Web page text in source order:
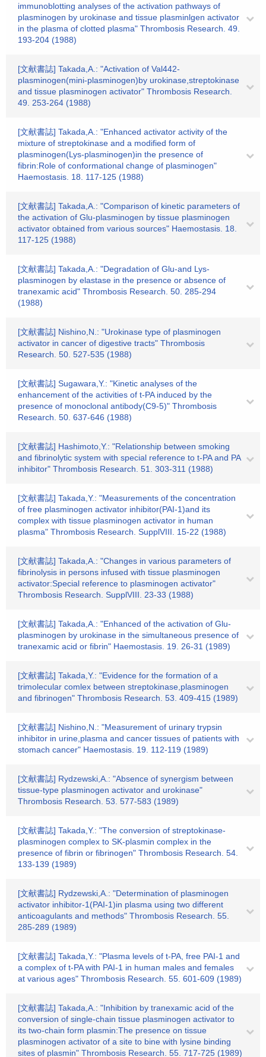
immunoblotting analyses of the activation pathways of
plasminogen by urokinase and tissue plasminlgen activator
in the plasma of clotted plasma" Thrombosis Research. 49.
193-204 (1988)
[文献書誌] Takada,A.: "Activation of Val442-
plasminogen(mini-plasminogen)by urokinase,streptokinase
and tissue plasminogen activator" Thrombosis Research.
49. 253-264 (1988)
[文献書誌] Takada,A.: "Enhanced activator activity of the
mixture of streptokinase and a modified form of
plasminogen(Lys-plasminogen)in the presence of
fibrin:Role of conformational change of plasminogen"
Haemostasis. 18. 117-125 (1988)
[文献書誌] Takada,A.: "Comparison of kinetic parameters of
the activation of Glu-plasminogen by tissue plasminogen
activator obtained from various sources" Haemostasis. 18.
117-125 (1988)
[文献書誌] Takada,A.: "Degradation of Glu-and Lys-
plasminogen by elastase in the presence or absence of
tranexamic acid" Thrombosis Research. 50. 285-294
(1988)
[文献書誌] Nishino,N.: "Urokinase type of plasminogen
activator in cancer of digestive tracts" Thrombosis
Research. 50. 527-535 (1988)
[文献書誌] Sugawara,Y.: "Kinetic analyses of the
enhancement of the activities of t-PA induced by the
presence of monoclonal antibody(C9-5)" Thrombosis
Research. 50. 637-646 (1988)
[文献書誌] Hashimoto,Y.: "Relationship between smoking
and fibrinolytic system with special reference to t-PA and PA
inhibitor" Thrombosis Research. 51. 303-311 (1988)
[文献書誌] Takada,Y.: "Measurements of the concentration
of free plasminogen activator inhibitor(PAI-1)and its
complex with tissue plasminogen activator in human
plasma" Thrombosis Research. SupplVIII. 15-22 (1988)
[文献書誌] Takada,A.: "Changes in various parameters of
fibrinolysis in persons infused with tissue plasminogen
activator:Special reference to plasminogen activator"
Thrombosis Research. SupplVIII. 23-33 (1988)
[文献書誌] Takada,A.: "Enhanced of the activation of Glu-
plasminogen by urokinase in the simultaneous presence of
tranexamic acid or fibrin" Haemostasis. 19. 26-31 (1989)
[文献書誌] Takada,Y.: "Evidence for the formation of a
trimolecular comlex between streptokinase,plasminogen
and fibrinogen" Thrombosis Research. 53. 409-415 (1989)
[文献書誌] Nishino,N.: "Measurement of urinary trypsin
inhibitor in urine,plasma and cancer tissues of patients with
stomach cancer" Haemostasis. 19. 112-119 (1989)
[文献書誌] Rydzewski,A.: "Absence of synergism between
tissue-type plasminogen activator and urokinase"
Thrombosis Research. 53. 577-583 (1989)
[文献書誌] Takada,Y.: "The conversion of streptokinase-
plasminogen complex to SK-plasmin complex in the
presence of fibrin or fibrinogen" Thrombosis Research. 54.
133-139 (1989)
[文献書誌] Rydzewski,A.: "Determination of plasminogen
activator inhibitor-1(PAI-1)in plasma using two different
anticoagulants and methods" Thrombosis Research. 55.
285-289 (1989)
[文献書誌] Takada,Y.: "Plasma levels of t-PA, free PAI-1 and
a complex of t-PA with PAI-1 in human males and females
at various ages" Thrombosis Research. 55. 601-609 (1989)
[文献書誌] Takada,A.: "Inhibition by tranexamic acid of the
conversion of single-chain tissue plasminogen activator to
its two-chain form plasmin:The presence on tissue
plasminogen activator of a site to bine with lysine binding
sites of plasmin" Thrombosis Research. 55. 717-725 (1989)